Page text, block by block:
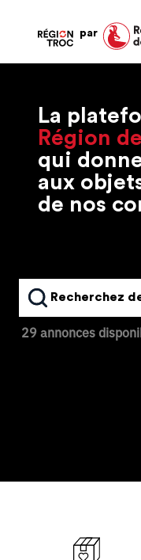
par
La
Région
qui
aux
de nos
Recherchez
29 annonces